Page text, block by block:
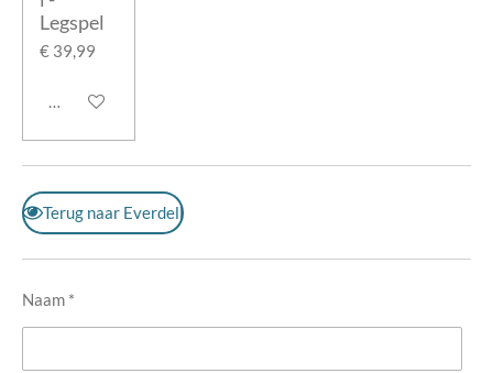
Legspel
€ 39,99
In winkelwagen
Terug naar Everdell
Naam *